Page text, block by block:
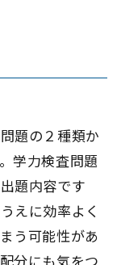
題の２種類か
学力検査問題
題内容です
えに効率よく
う可能性があ
分にも気をつ